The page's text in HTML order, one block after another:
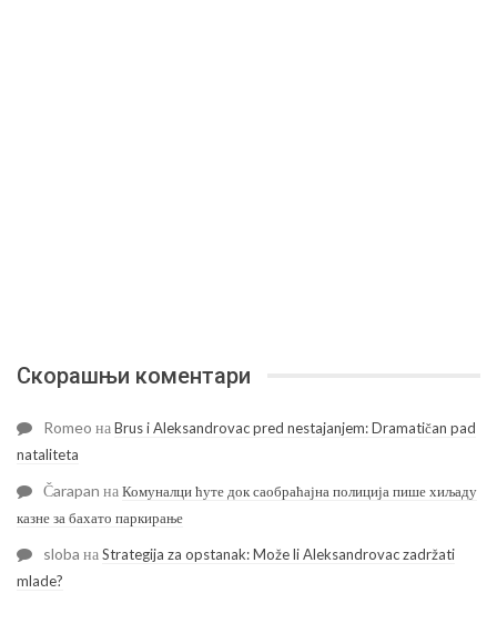
Скорашњи коментари
Romeo наBrus i Aleksandrovac pred nestajanjem: Dramatičan pad
nataliteta
Čarapan наКомуналци ћуте док саобраћајна полиција пише хиљаду
казне за бахато паркирање
sloba наStrategija za opstanak: Može li Aleksandrovac zadržati
mlade?